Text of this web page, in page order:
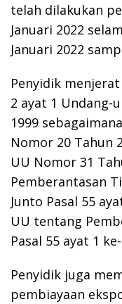
telah dilakukan
Januari 2022
Januari 2022
Penyidik
2 ayat 1 Undang-
1999
Nomor 20 Tahun
UU Nomor 31
Pemberantasan
Junto Pasal 55
UU tentang
Pasal 55 ayat 1
Penyidik juga
pembiayaan